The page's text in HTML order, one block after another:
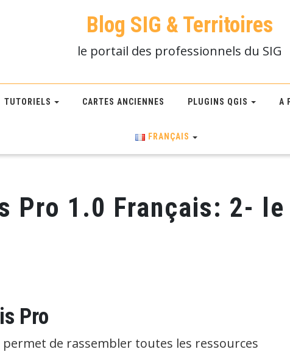
Blog SIG & Territoires
le portail des professionnels du SIG
TUTORIELS CARTES ANCIENNES PLUGINS QGIS A
FRANÇAIS
Pro 1.0 Français: 2- le
Pro
permet de rassembler toutes les ressources